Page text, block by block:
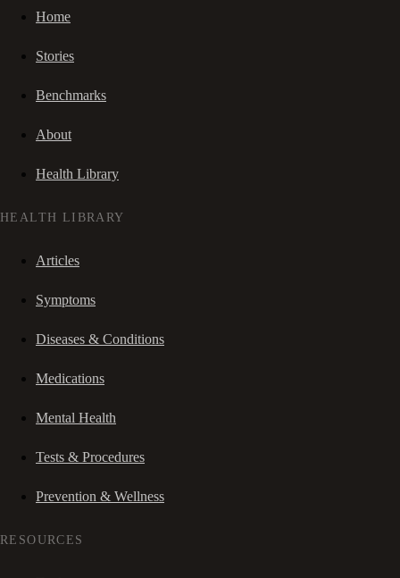
Home
Stories
Benchmarks
About
Health Library
HEALTH LIBRARY
Articles
Symptoms
Diseases & Conditions
Medications
Mental Health
Tests & Procedures
Prevention & Wellness
RESOURCES